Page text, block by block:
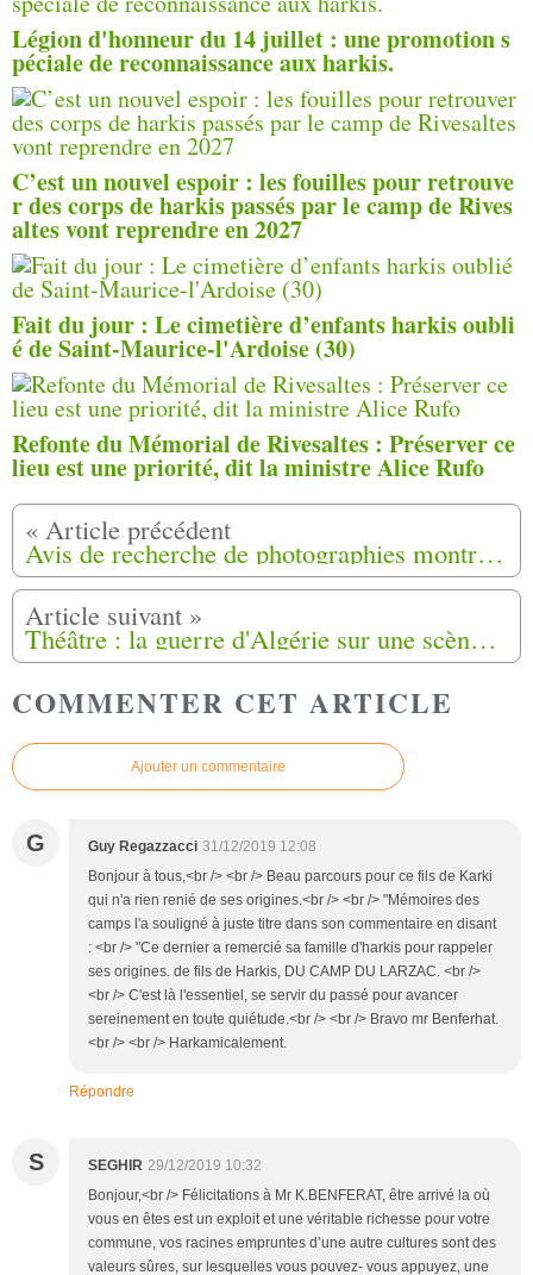
Légion d'honneur du 14 juillet : une promotion s
péciale de reconnaissance aux harkis.
C’est un nouvel espoir : les fouilles pour retrouve
r des corps de harkis passés par le camp de Rives
altes vont reprendre en 2027
Fait du jour : Le cimetière d’enfants harkis oubli
é de Saint-Maurice-l'Ardoise (30)
Refonte du Mémorial de Rivesaltes : Préserver ce
lieu est une priorité, dit la ministre Alice Rufo
Avis de recherche de photographies montrant les hameaux de forestage de Harkis de la région Sud Provence Alpes Côte d'Azur
Théâtre : la guerre d'Algérie sur une scène à Saint-Denis
COMMENTER CET ARTICLE
Ajouter un commentaire
G Guy Regazzacci 31/12/2019 12:08
Bonjour à tous,<br /> <br /> Beau parcours pour ce fils de Karki
qui n'a rien renié de ses origines.<br /> <br /> "Mémoires des
camps l'a souligné à juste titre dans son commentaire en disant
: <br /> "Ce dernier a remercié sa famille d'harkis pour rappeler
ses origines. de fils de Harkis, DU CAMP DU LARZAC. <br />
<br /> C'est là l'essentiel, se servir du passé pour avancer
sereinement en toute quiétude.<br /> <br /> Bravo mr Benferhat.
<br /> <br /> Harkamicalement.
Répondre
S SEGHIR 29/12/2019 10:32
Bonjour,<br /> Félicitations à Mr K.BENFERAT, être arrivé la où
vous en êtes est un exploit et une véritable richesse pour votre
commune, vos racines empruntes d’une autre cultures sont des
valeurs sûres, sur lesquelles vous pouvez- vous appuyez, une